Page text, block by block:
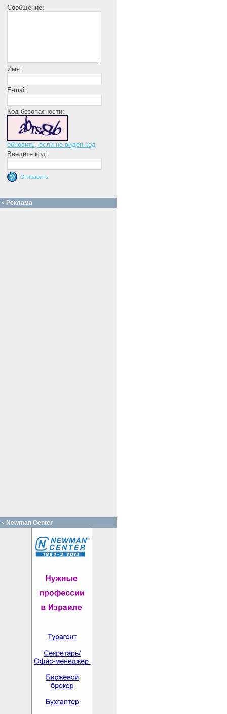
Сообщение:
Имя:
E-mail:
Код безопасности:
обновить, если не виден код
Введите код:
Реклама
Newman Center